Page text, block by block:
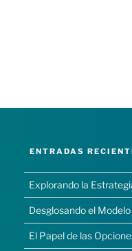
ENTRADAS
Explorando la
Desglosando el
El Papel de las